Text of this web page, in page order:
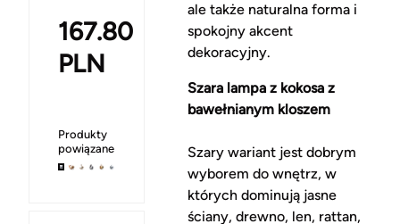
167.80
PLN
Produkty
powiązane
ale także naturalna forma i
spokojny akcent
dekoracyjny.
Szara lampa z kokosa z
bawełnianym kloszem
Szary wariant jest dobrym
wyborem do wnętrz, w
których dominują jasne
ściany, drewno, len, rattan,